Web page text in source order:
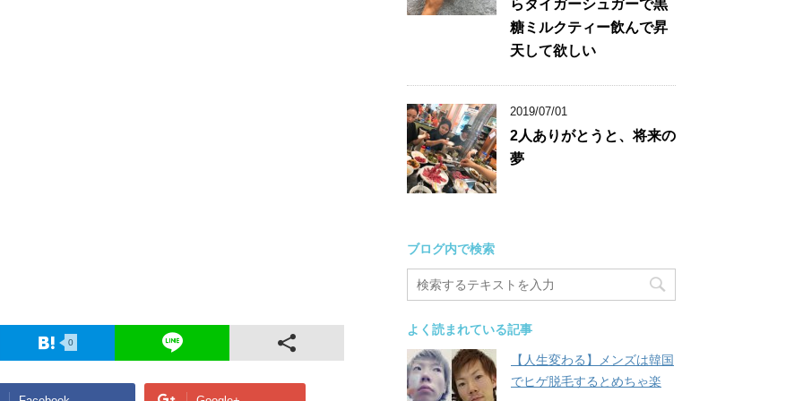
0
らタイガーシュガーで黒
糖ミルクティー飲んで昇
天して欲しい
2019/07/01
2人ありがとうと、将来の
夢
ブログ内で検索
よく読まれている記事
【人生変わる】メンズは韓国
でヒゲ脱毛するとめちゃ楽